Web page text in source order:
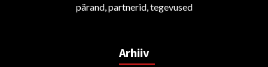
pärand, partnerid, tegevused
Arhiiv